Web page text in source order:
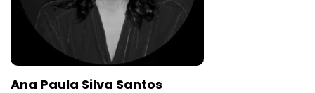
Ana Paula Silva Santos